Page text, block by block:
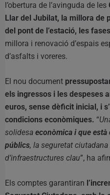
l’obertura de l’avinguda de les
Llar del Jubilat, la millora de
del pont de l’estació, les
millora i renovació d’espais
d’asfalts i voreres.
El nou document
els ingressos i les despeses
euros, sense dèficit inicial, i
condicions econòmiques. “
solidesa econòmica i que
públics, la seguretat
d’infraestructures clau”, ha
Els comptes garantiran